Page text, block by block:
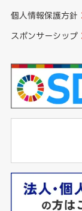
個人情報保護方針
スポンサーシップ